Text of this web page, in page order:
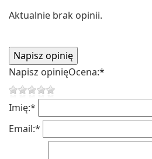
Aktualnie brak opinii.
Napisz opinięOcena:*
Imię:*
Email:*